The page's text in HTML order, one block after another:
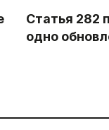
Статья 282
одно